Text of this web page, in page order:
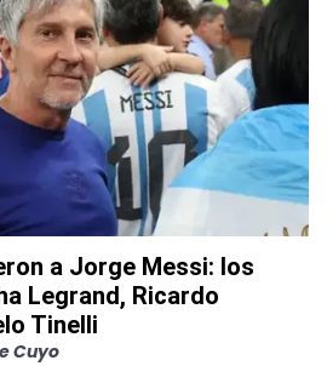
a Jorge Messi: los
Legrand, Ricardo
Tinelli
Cuyo